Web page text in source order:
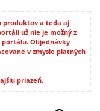
produktov a teda aj
už nie je možný z
Objednávky
v zmysle platných
priazeň.